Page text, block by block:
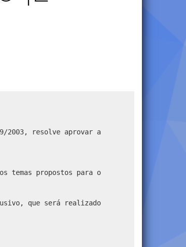
2003, resolve aprovar a
temas propostos para o
que será realizado